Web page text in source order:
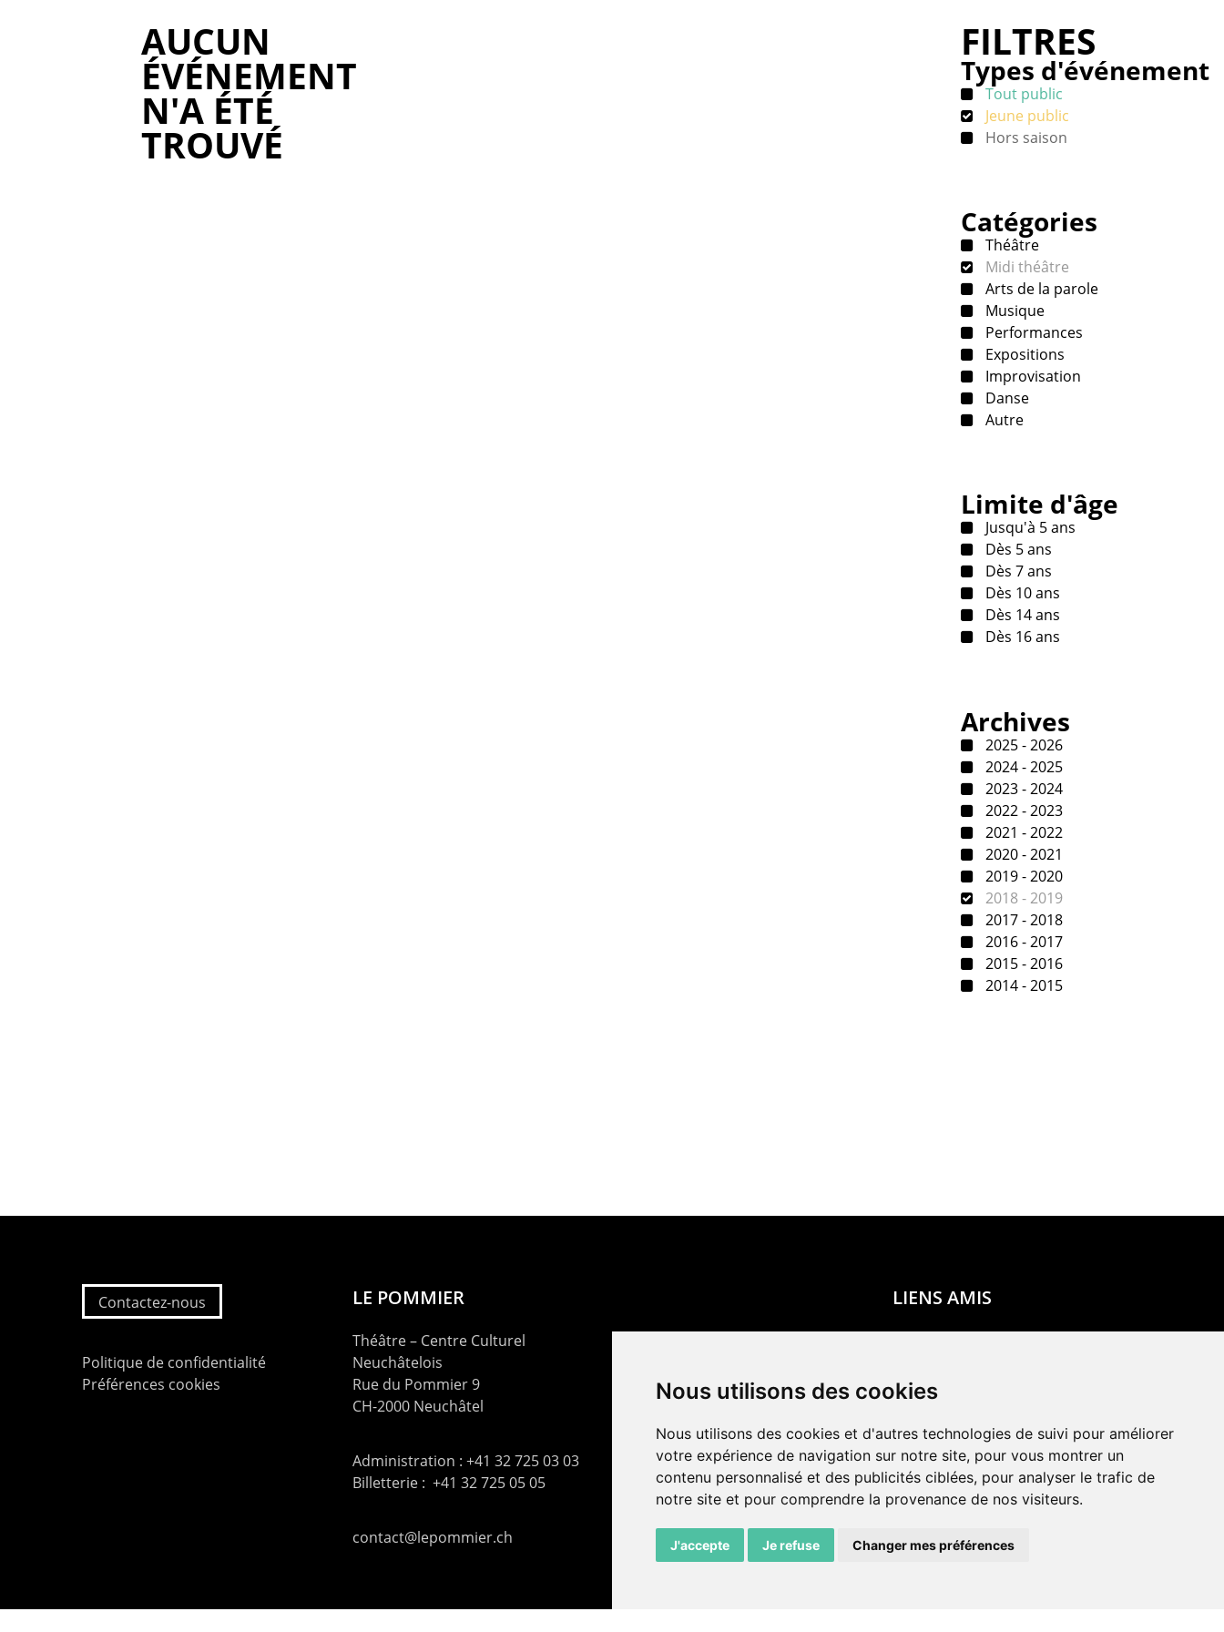
Nous utilisons des cookies
Nous utilisons des cookies et d'autres technologies de suivi pour améliorer
votre expérience de navigation sur notre site, pour vous montrer un
contenu personnalisé et des publicités ciblées, pour analyser le trafic de
notre site et pour comprendre la provenance de nos visiteurs.
J'accepte Je refuse Changer mes préférences
AUCUN
ÉVÉNEMENT
N'A ÉTÉ
TROUVÉ
FILTRES
Types d'événement
Tout public
Jeune public
Hors saison
Catégories
Théâtre
Midi théâtre
Arts de la parole
Musique
Performances
Expositions
Improvisation
Danse
Autre
Limite d'âge
Jusqu'à 5 ans
Dès 5 ans
Dès 7 ans
Dès 10 ans
Dès 14 ans
Dès 16 ans
Archives
2025 - 2026
2024 - 2025
2023 - 2024
2022 - 2023
2021 - 2022
2020 - 2021
2019 - 2020
2018 - 2019
2017 - 2018
2016 - 2017
2015 - 2016
2014 - 2015
Contactez-nous
Politique de confidentialité
Préférences cookies
LE POMMIER
Théâtre – Centre Culturel
Neuchâtelois
Rue du Pommier 9
CH-2000 Neuchâtel
Administration : +41 32 725 03 03
Billetterie : +41 32 725 05 05
contact@lepommier.ch
LIENS AMIS